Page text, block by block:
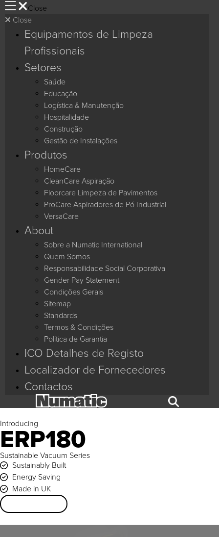
Close
Close
Equipamentos de Limpeza
Profissionais
Setores
Saúde
Educação
Logística & Manutenção
Hospitalidade
Construção
Gestão de Instalações
Produtos
HomeCare
CleanCare Aspiração
Floorcare Limpeza de Pavimentos
ProCare Aspiradores de Pó Industrial
VersaCare
About
Sobre a Numatic International
Quem Somos
Responsabilidade Social Corporativa
Gender Pay Statement
Condições Gerais
Sitemap
Standards
Termos & Condições
Política de Garantia
ICO Detalhes de Registo
Localizador de Fornecedores
Contactos
Introducing
ERP180
Sustainable Vacuum Series
Sustainably Built
Energy Saving
Made in UK